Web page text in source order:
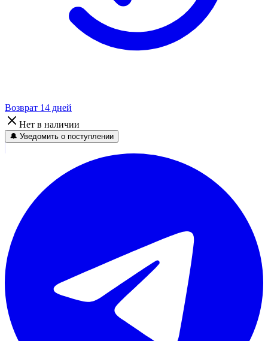
Возврат 14 дней
Нет в наличии
🔔 Уведомить о поступлении